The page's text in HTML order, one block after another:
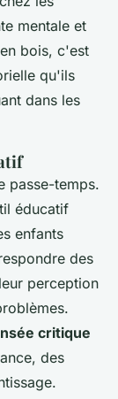
mentale et
bois, c'est
qu'ils
dans les
passe-temps.
éducatif
enfants
des
perception
critique
des